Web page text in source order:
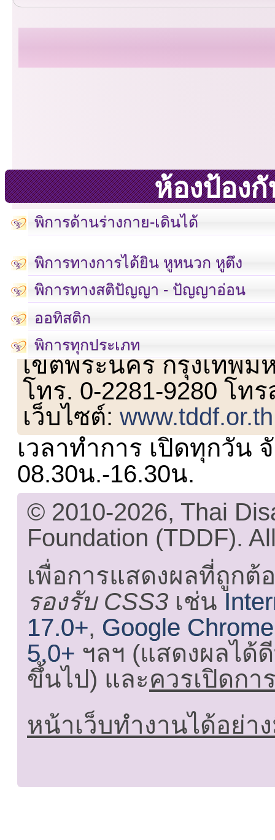
ห้องป้อง
พิการด้านร่างกาย-เดินได้
พิการทางการได้ยิน หูหนวก หูตึง
พิการทางสติปัญญา - ปัญญาอ่อน
ออทิสติก
พิการทุกประเภท
เลขที่ 23 ชั้น 2 ถนนวิ
เขตพระนคร กรุงเทพม
โทร. 0-2281-9280 โท
เว็บไซต์:www.tddf.or.th
เวลาทำการ เปิดทุกวัน
08.30น.-16.30น.
© 2010-2026, Thai
Foundation (TDDF).
เพื่อการแสดงผลที่ถูกต้
รองรับ CSS3 เช่น
17.0+, Google
5.0+ ฯลฯ (แสดงผลได้
ขึ้นไป) และควรเปิดกา
หน้าเว็บทำงานได้อย่า